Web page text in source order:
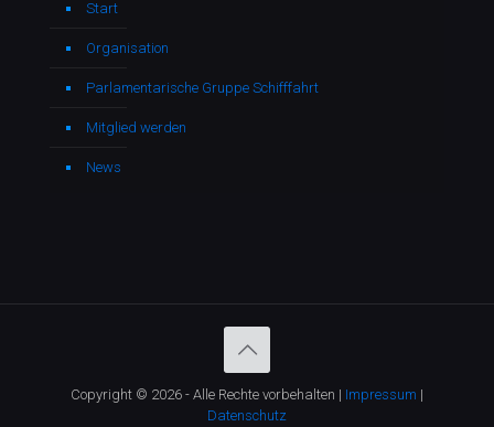
Start
Organisation
Parlamentarische Gruppe Schifffahrt
Mitglied werden
News
Copyright © 2026 - Alle Rechte vorbehalten | Impressum |
Datenschutz